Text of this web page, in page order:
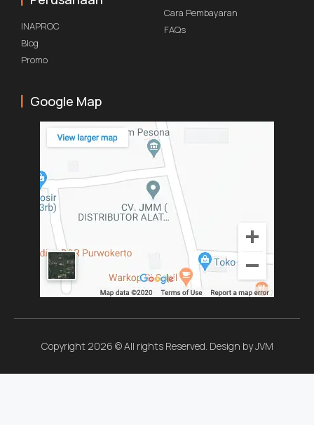
INAPROC
Blog
Promo
Cara Pembayaran
FAQs
Google Map
Copyright 2026 © All rights Reserved. Design by JVM